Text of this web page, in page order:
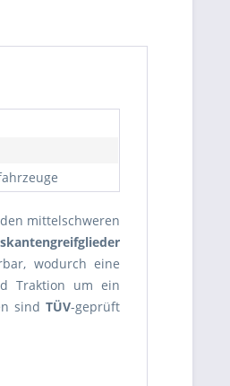
mittelschweren
wodurch eine
Traktion um ein
sind TÜV-geprüft